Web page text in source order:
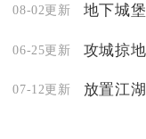
08-02更新
06-25更新 攻城掠
07-12更新